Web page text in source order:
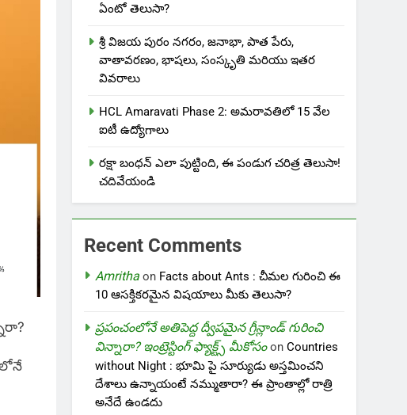
ఏంటో తెలుసా?
శ్రీ విజయ పురం నగరం, జనాభా, పాత పేరు,
వాతావరణం, భాషలు, సంస్కృతి మరియు ఇతర
వివరాలు
HCL Amaravati Phase 2: అమరావతిలో 15 వేల
ఐటీ ఉద్యోగాలు
రక్షా బంధన్ ఎలా పుట్టింది, ఈ పండుగ చరిత్ర తెలుసా!
చదివేయండి
Recent Comments
Amritha on Facts about Ants : చీమల గురించి ఈ
10 ఆసక్తికరమైన విషయాలు మీకు తెలుసా?
ప్రపంచంలోనే అతిపెద్ద ద్వీపమైన గ్రీన్లాండ్ గురించి
విన్నారా? ఇంట్రెస్టింగ్ ఫ్యాక్ట్స్ మీకోసంonCountries
without Night : భూమి పై సూర్యుడు అస్తమించని
దేశాలు ఉన్నాయంటే నమ్ముతారా? ఈ ప్రాంతాల్లో రాత్రి
అనేదే ఉండదు